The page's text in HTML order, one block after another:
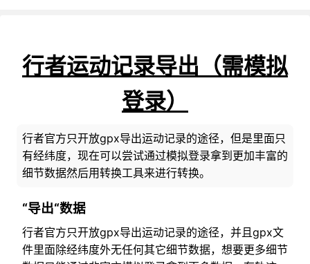
行者运动记录导出（需模拟
登录）
行者官方只开放gpx导出运动记录的途径，但是里面只
有经纬度，现在可以尝试通过模拟登录拿到更加丰富的
细节数据然后用转换工具来进行转换。
“导出“数据
行者官方只开放gpx导出运动记录的途径，并且gpx文
件里面除经纬度外无任何其它细节数据，想要更多细节